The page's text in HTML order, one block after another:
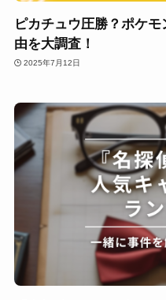
ピカチュウ圧勝？ポケ
由を大調査！
2025年7月12日